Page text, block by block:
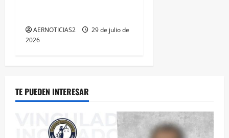
AERNOTICIAS2
29 de julio de
2026
TE PUEDEN INTERESAR